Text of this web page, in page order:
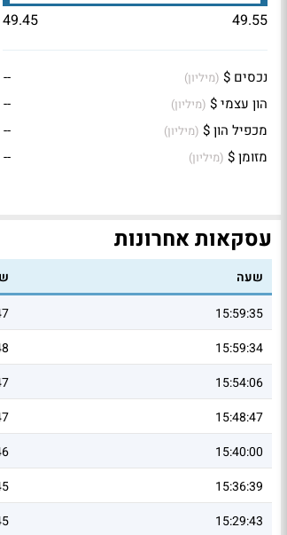
49.55
49.45
נכסים $ (מיליון)
--
הון עצמי $ (מיליון)
--
מכפיל הון $ (מיליון)
--
מזומן $ (מיליון) --
עסקאות אחרונות
שעה
15:59:35
15:59:34
15:54:06
15:48:47
15:40:00
15:36:39
15:29:43